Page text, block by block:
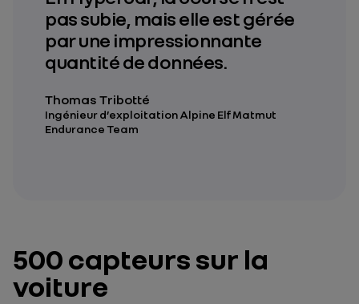
pas subie, mais elle est gérée
par une impressionnante
quantité de données.
Thomas Tribotté
Ingénieur d’exploitation Alpine Elf Matmut
Endurance Team
500 capteurs sur la
voiture